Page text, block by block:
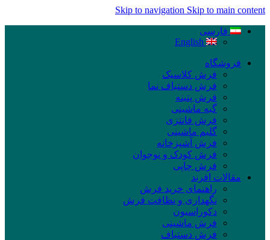
Skip to navigation Skip to main content
فارسی
English
فروشگاه
فرش کلاسیک
فرش دستباف نما
فرش پتینه
گبه ماشینی
فرش فانتزی
گلیم ماشینی
فرش آشپزخانه
فرش کودک و نوجوان
فرش چاپی
مقالات افرند
راهنمای خرید فرش
نگهداری و نظافت فرش
دکوراسیون
فرش ماشینی
فرش دستباف